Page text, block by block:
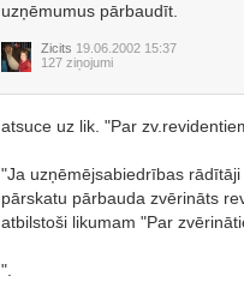
uzņēmumus pārbaudīt.
Zicits 19.06.2002 15:37
127 ziņojumi
atsuce uz lik. "Par
"Ja uzņēmējsabiedrības
pārskatu pārbauda zvērināts
atbilstoši likumam "Par
".